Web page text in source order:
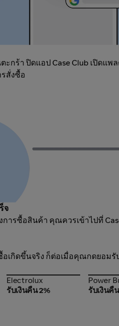
กร้า ปิดแอป Case Club เปิดแพ
สั่งซื้อ
จ
ารซื้อสินค้า คุณควรเข้าไปที่
อเกิดขึ้นจริง ก็ต่อเมื่อคุณกดยอ
Electrolux
Electrolux
รับเงินคืน 2%
Power
Power
รับเงินคื